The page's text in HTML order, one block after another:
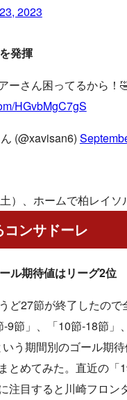
2023
発揮
ーさん困ってるから！
HGvbMgC7gS
(@xavisan6)
）、ホームで柏レイソ
ンサドーレ
ル期待値はリーグ2位
ど27節が終了したので
-9節」、「10節-18節」
う期間別のゴール期
とめてみた。直近の「
注目すると川崎フロン